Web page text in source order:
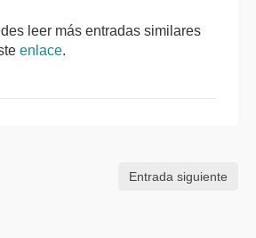
leer más entradas similares
enlace.
Entrada siguiente